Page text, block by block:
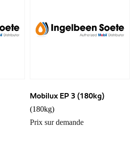
Mobilux EP 3 (180kg)
(180kg)
Prix sur demande